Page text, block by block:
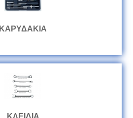
ΚΑΡΥΔΑΚΙΑ
ΚΛΕΙΔΙΑ